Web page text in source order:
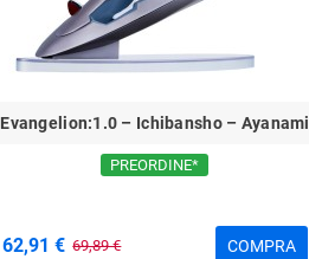
Evangelion:1.0 – Ichibansho – Ayanami
PREORDINE*
62,91 € 69,89 € COMPRA